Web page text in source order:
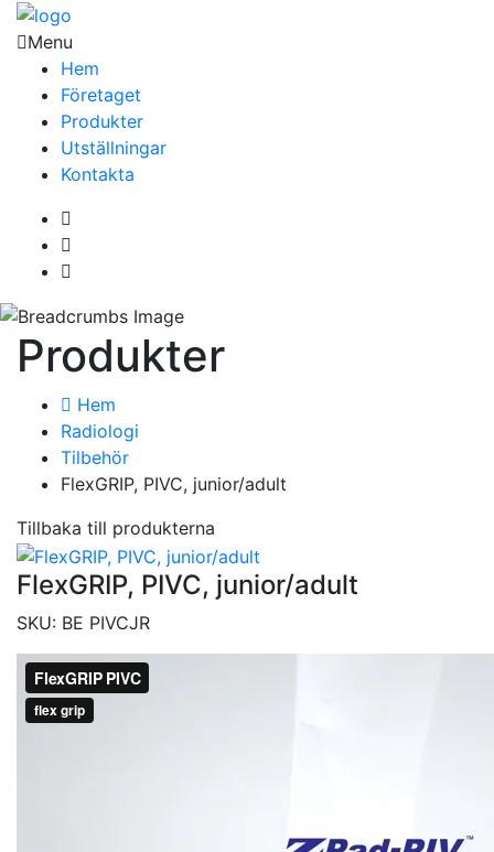
Menu
Hem
Företaget
Produkter
Utställningar
Kontakta
Produkter
Hem
Radiologi
Tilbehör
FlexGRIP, PIVC, junior/adult
Tillbaka till produkterna
FlexGRIP, PIVC, junior/adult
SKU: BE PIVCJR